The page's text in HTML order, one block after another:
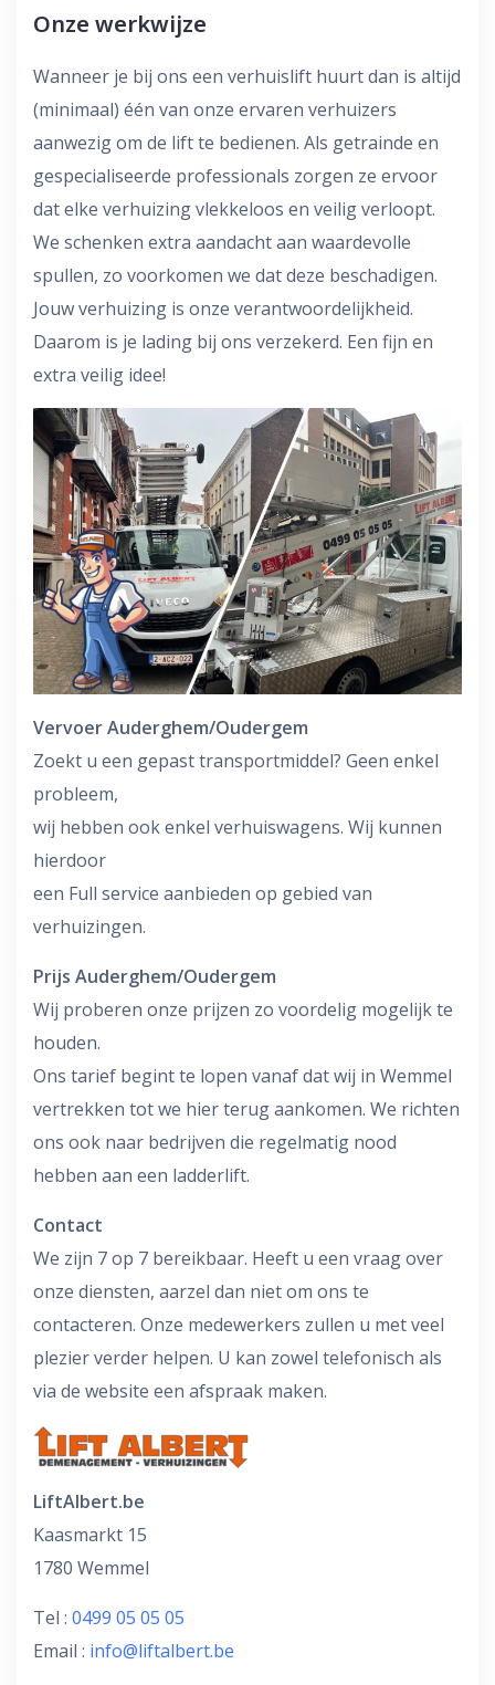
Onze werkwijze
Wanneer je bij ons een verhuislift huurt dan is altijd
(minimaal) één van onze ervaren verhuizers
aanwezig om de lift te bedienen. Als getrainde en
gespecialiseerde professionals zorgen ze ervoor
dat elke verhuizing vlekkeloos en veilig verloopt.
We schenken extra aandacht aan waardevolle
spullen, zo voorkomen we dat deze beschadigen.
Jouw verhuizing is onze verantwoordelijkheid.
Daarom is je lading bij ons verzekerd. Een fijn en
extra veilig idee!
Vervoer Auderghem/Oudergem
Zoekt u een gepast transportmiddel? Geen enkel
probleem,
wij hebben ook enkel verhuiswagens. Wij kunnen
hierdoor
een Full service aanbieden op gebied van
verhuizingen.
Prijs Auderghem/Oudergem
Wij proberen onze prijzen zo voordelig mogelijk te
houden.
Ons tarief begint te lopen vanaf dat wij in Wemmel
vertrekken tot we hier terug aankomen. We richten
ons ook naar bedrijven die regelmatig nood
hebben aan een ladderlift.
Contact
We zijn 7 op 7 bereikbaar. Heeft u een vraag over
onze diensten, aarzel dan niet om ons te
contacteren. Onze medewerkers zullen u met veel
plezier verder helpen. U kan zowel telefonisch als
via de website een afspraak maken.
LiftAlbert.be
Kaasmarkt 15
1780 Wemmel
Tel : 0499 05 05 05
Email : info@liftalbert.be